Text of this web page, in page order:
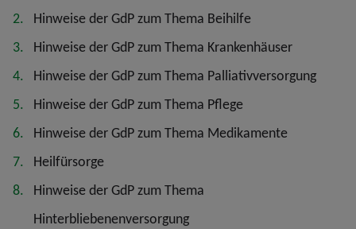
Hinweise der GdP zum Thema Beihilfe
Hinweise der GdP zum Thema Krankenhäuser
Hinweise der GdP zum Thema Palliativversorgung
Hinweise der GdP zum Thema Pflege
Hinweise der GdP zum Thema Medikamente
Heilfürsorge
Hinweise der GdP zum Thema
Hinterbliebenenversorgung